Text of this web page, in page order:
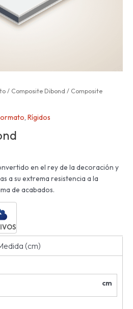
/ Composite Dibond / Composite
, Rígidos
en el rey de la decoración y
a su extrema resistencia a la
de acabados.
(cm)
cm